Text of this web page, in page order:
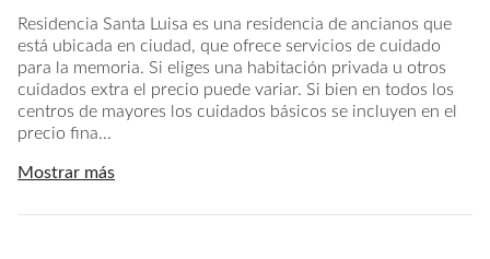
Residencia Santa Luisa es una residencia de ancianos que
está ubicada en ciudad, que ofrece servicios de cuidado
para la memoria. Si eliges una habitación privada u otros
cuidados extra el precio puede variar. Si bien en todos los
centros de mayores los cuidados básicos se incluyen en el
precio fina...
Mostrar más